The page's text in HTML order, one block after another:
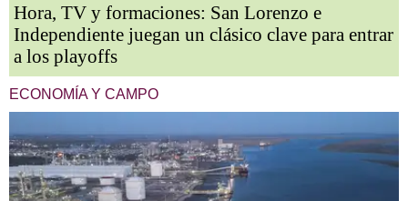
Hora, TV y formaciones: San Lorenzo e
Independiente juegan un clásico clave para entrar
a los playoffs
ECONOMÍA Y CAMPO